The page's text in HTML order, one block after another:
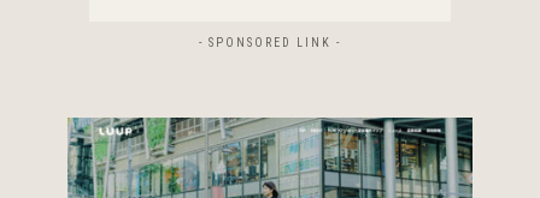
- SPONSORED LINK -